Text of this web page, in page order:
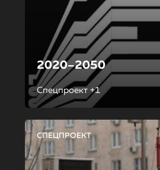
2020–2050
Спецпроект +1
СПЕЦПРОЕКТ